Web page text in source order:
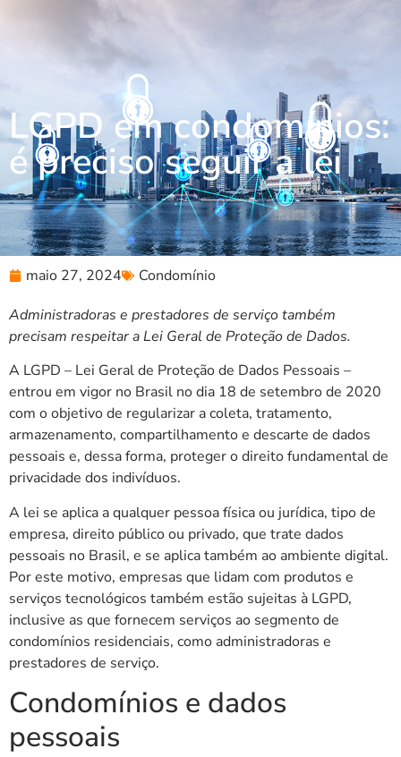
LGPD em condomínios:
é preciso seguir a lei
maio 27, 2024
Condomínio
Administradoras e prestadores de serviço também
precisam respeitar a Lei Geral de Proteção de Dados.
A LGPD – Lei Geral de Proteção de Dados Pessoais –
entrou em vigor no Brasil no dia 18 de setembro de 2020
com o objetivo de regularizar a coleta, tratamento,
armazenamento, compartilhamento e descarte de dados
pessoais e, dessa forma, proteger o direito fundamental de
privacidade dos indivíduos.
A lei se aplica a qualquer pessoa física ou jurídica, tipo de
empresa, direito público ou privado, que trate dados
pessoais no Brasil, e se aplica também ao ambiente digital.
Por este motivo, empresas que lidam com produtos e
serviços tecnológicos também estão sujeitas à LGPD,
inclusive as que fornecem serviços ao segmento de
condomínios residenciais, como administradoras e
prestadores de serviço.
Condomínios e dados
pessoais